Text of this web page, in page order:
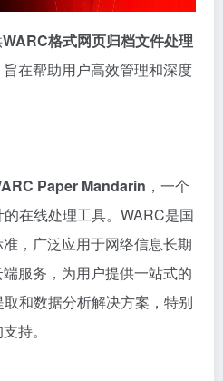
WARC格式网页归档文件处理
在帮助用户高效管理和深度
Paper Mandarin ，一个
在线处理工具。WARC是国
，广泛应用于网络信息长期
服务，为用户提供一站式的
和数据分析解决方案，特别
持。